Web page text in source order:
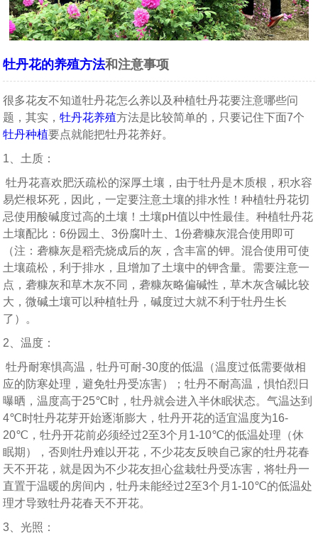
牡丹花的养殖方法和注意事项
很多花友不知道牡丹花怎么养以及种植牡丹花要注意哪些问
题，其实，牡丹花养殖方法是比较简单的，只要记住下面7个
牡丹种植要点就能把牡丹花养好。
1、土质：
牡丹花喜欢肥沃疏松的深厚土壤，由于牡丹是木质根，积水容
易烂根坏死，因此，一定要注意土壤的排水性！种植牡丹花切
忌使用酸碱度过高的土壤！土壤pH值以中性最佳。种植牡丹花
土壤配比：6份园土、3份腐叶土、1份砻糠灰混合使用即可
（注：砻糠灰是稻壳烧成后的灰，含丰富的钾。混合使用可使
土壤疏松，利于排水，且增加了土壤中的钾含量。需要注意一
点，砻糠灰和草木灰不同，砻糠灰略偏碱性，草木灰含碱比较
大，微碱土壤可以种植牡丹，碱度过大就不利于牡丹生长
了）。
2、温度：
牡丹耐寒惧高温，牡丹可耐-30度的低温（温度过低需要做相
应的防寒处理，避免牡丹受冻害）；牡丹不耐高温，惧怕烈日
曝晒，温度高于25℃时，牡丹就会进入半休眠状态。气温达到
4℃时牡丹花芽开始逐渐膨大，牡丹开花的适宜温度为16-
20℃，牡丹开花前必须经过2至3个月1-10℃的低温处理（休
眠期），否则牡丹难以开花，不少花友反映自己家的牡丹花春
天不开花，就是因为不少花友担心盆栽牡丹受冻害，将牡丹一
直置于温暖的房间内，牡丹未能经过2至3个月1-10℃的低温处
理才导致牡丹花春天不开花。
3、光照：